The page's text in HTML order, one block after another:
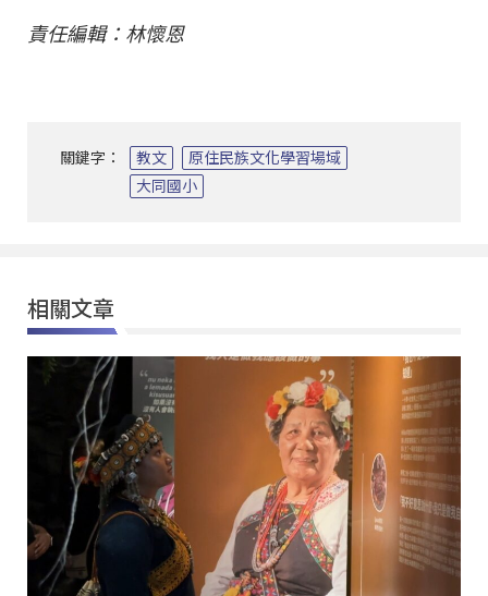
責任編輯：林懷恩
關鍵字： 教文
原住民族文化學習場域
大同國小
相關文章